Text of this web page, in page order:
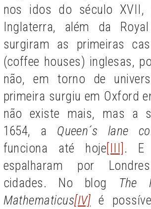
nos idos do século XVII,
Inglaterra, além da
surgiram as primeiras
(coffee houses) inglesas,
não, em torno de
primeira surgiu em Oxford
não existe mais, mas a
1654, a Queen´s lane
funciona até hoje[III] . E
espalharam por
cidades. No blog The
Mathematicus[IV] é